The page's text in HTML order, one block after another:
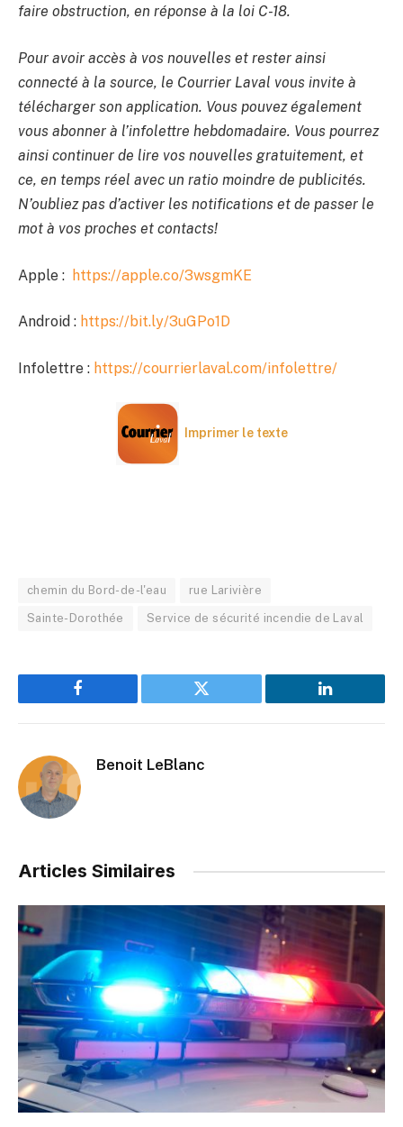
faire obstruction, en réponse à la loi C-18.
Pour avoir accès à vos nouvelles et rester ainsi
connecté à la source, le Courrier Laval vous invite à
télécharger son application. Vous pouvez également
vous abonner à l’infolettre hebdomadaire. Vous pourrez
ainsi continuer de lire vos nouvelles gratuitement, et
ce, en temps réel avec un ratio moindre de publicités.
N’oubliez pas d’activer les notifications et de passer le
mot à vos proches et contacts!
Apple : https://apple.co/3wsgmKE
Android : https://bit.ly/3uGPo1D
Infolettre : https://courrierlaval.com/infolettre/
Imprimer le texte
chemin du Bord-de-l'eau rue Larivière
Sainte-Dorothée Service de sécurité incendie de Laval
Facebook Twitter LinkedIn
Benoit LeBlanc
Articles Similaires